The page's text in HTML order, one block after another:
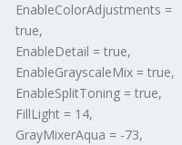
EnableColorAdjustments =
true,
EnableDetail = true,
EnableGrayscaleMix = true,
EnableSplitToning = true,
FillLight = 14,
GrayMixerAqua = -73,